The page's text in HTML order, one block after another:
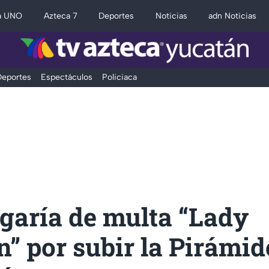
UNO Azteca 7 Deportes Noticias adn Noticias
Espectáculos Policiaca
de multa “Lady
por subir la